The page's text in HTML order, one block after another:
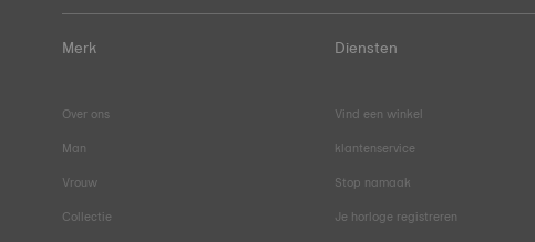
Merk
Over ons
Man
Vrouw
Collectie
Diensten
Vind een winkel
klantenservice
Stop namaak
Je horloge registreren